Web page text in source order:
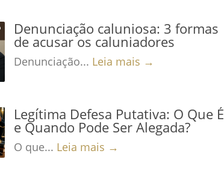
Denunciação caluniosa: 3 formas
de acusar os caluniadores
Denunciação... Leia mais →
Legítima Defesa Putativa: O Que É
e Quando Pode Ser Alegada?
O que... Leia mais →